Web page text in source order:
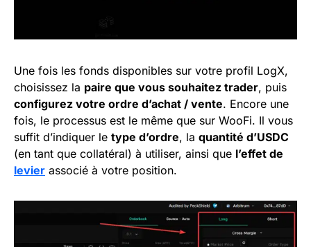
Une fois les fonds disponibles sur votre profil LogX,
choisissez la paire que vous souhaitez trader, puis
configurez votre ordre d’achat / vente. Encore une
fois, le processus est le même que sur WooFi. Il vous
suffit d’indiquer le type d’ordre, la quantité d’USDC
(en tant que collatéral) à utiliser, ainsi que l’effet de
levier associé à votre position.